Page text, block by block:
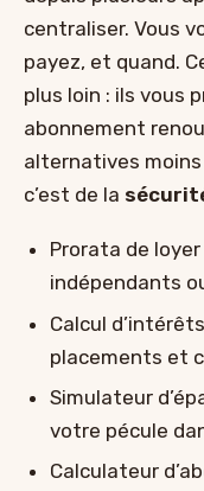
centraliser. Vous
payez, et quand.
plus loin : ils vous
abonnement
alternatives moins
c’est de la
Prorata de
indépendants
Calcul
placements et
Simulateur
votre pécule
Calculateur